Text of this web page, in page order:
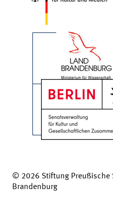
© 2026 Stiftung Preußische
Brandenburg